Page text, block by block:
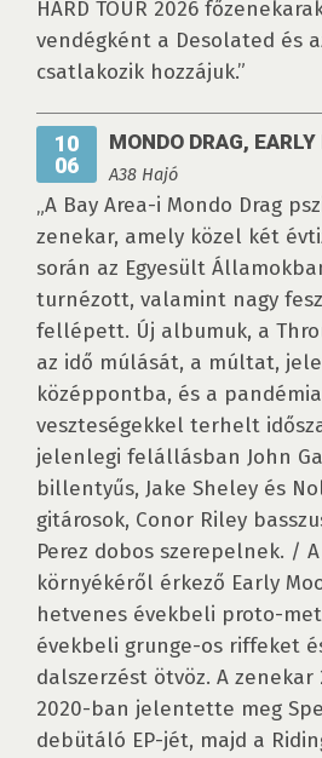
HARD TOUR 2026
vendégként a Desolated és
csatlakozik hozzájuk.”
10
06
MONDO DRAG, EARLY
A38 Hajó
„A Bay Area-i Mondo Drag
zenekar, amely közel két
során az Egyesült
turnézott, valamint nagy
fellépett. Új albumuk, a
az idő múlását, a múltat,
középpontba, és a
veszteségekkel terhelt
jelenlegi felállásban John
billentyűs, Jake Sheley és
gitárosok, Conor Riley
Perez dobos szerepelnek. /
környékéről érkező Early
hetvenes évekbeli proto-
évekbeli grunge-os riffeket
dalszerzést ötvöz. A
2020-ban jelentette meg
debütáló EP-jét, majd a